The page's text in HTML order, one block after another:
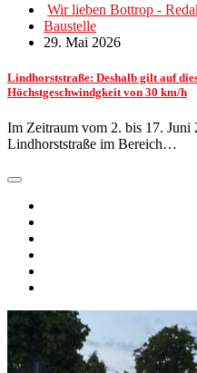
Wir lieben Bottrop -
Baustelle
29. Mai 2026
Lindhorststraße: Deshalb gilt auf
Höchstgeschwindgkeit von 30 km/h
Im Zeitraum vom 2. bis 17. Juni
Lindhorststraße im Bereich…